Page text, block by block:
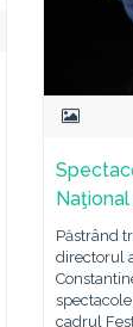
Păstrând
directorul
cadrul